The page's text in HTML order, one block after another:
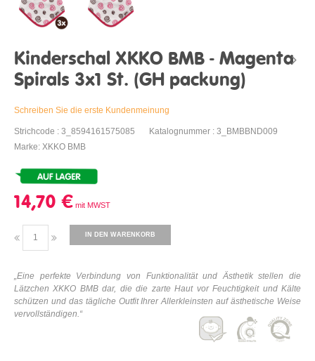
Kinderschal XKKO BMB - Magenta
Spirals 3x1 St. (GH packung)
Schreiben Sie die erste Kundenmeinung
Strichcode : 3_8594161575085
Katalognummer : 3_BMBBND009
Marke: XKKO BMB
14,70 €
IN DEN WARENKORB
„Eine perfekte Verbindung von Funktionalität und Ästhetik stellen die
Lätzchen XKKO BMB dar, die die zarte Haut vor Feuchtigkeit und Kälte
schützen und das tägliche Outfit Ihrer Allerkleinsten auf ästhetische Weise
vervollständigen.“